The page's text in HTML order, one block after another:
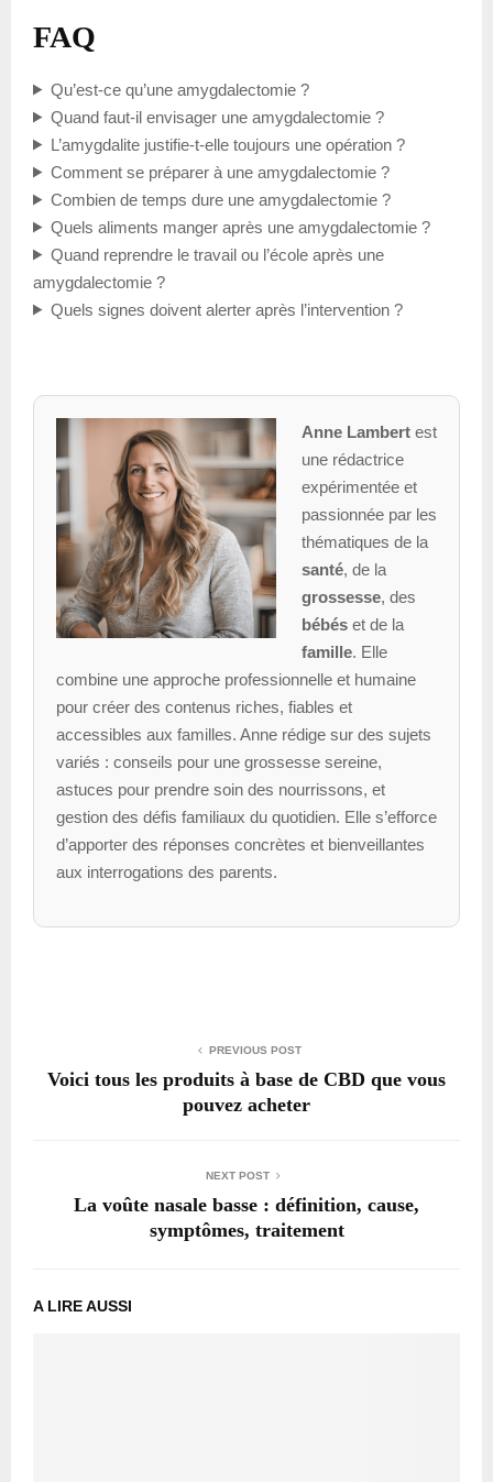
FAQ
Qu’est-ce qu’une amygdalectomie ?
Quand faut-il envisager une amygdalectomie ?
L’amygdalite justifie-t-elle toujours une opération ?
Comment se préparer à une amygdalectomie ?
Combien de temps dure une amygdalectomie ?
Quels aliments manger après une amygdalectomie ?
Quand reprendre le travail ou l’école après une
amygdalectomie ?
Quels signes doivent alerter après l’intervention ?
Anne Lambertest
une rédactrice
expérimentée et
passionnée par les
thématiques de la
santé, de la
grossesse, des
bébéset de la
famille. Elle
combine une approche professionnelle et humaine
pour créer des contenus riches, fiables et
accessibles aux familles. Anne rédige sur des sujets
variés : conseils pour une grossesse sereine,
astuces pour prendre soin des nourrissons, et
gestion des défis familiaux du quotidien. Elle s’efforce
d’apporter des réponses concrètes et bienveillantes
aux interrogations des parents.
PREVIOUS POST
Voici tous les produits à base de CBD que vous
pouvez acheter
NEXT POST
La voûte nasale basse : définition, cause,
symptômes, traitement
A LIRE AUSSI